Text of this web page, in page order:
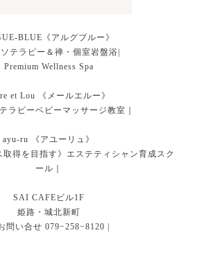
BLUE《アルグブルー》
ソテラピー＆禅・個室岩盤浴|
Premium Wellness Spa
et Lou 《メールエルー》
ラピーベビーマッサージ教室｜
ayu-ru 《アユーリュ》
取得を目指す》エステティシャン育成スク
ール｜
SAI CAFEビル1F
姫路・城北新町
問い合せ 079−258−8120 |